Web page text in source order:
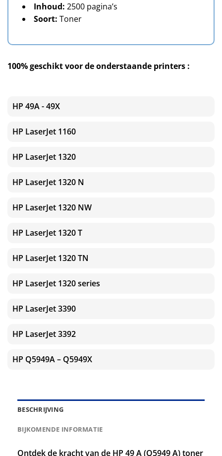
Inhoud: 2500 pagina’s
Soort: Toner
100% geschikt voor de onderstaande printers :
HP 49A - 49X
HP LaserJet 1160
HP LaserJet 1320
HP LaserJet 1320 N
HP LaserJet 1320 NW
HP LaserJet 1320 T
HP LaserJet 1320 TN
HP LaserJet 1320 series
HP LaserJet 3390
HP LaserJet 3392
HP Q5949A – Q5949X
BESCHRIJVING
BIJKOMENDE INFORMATIE
Ontdek de kracht van de HP 49 A (Q5949 A) toner